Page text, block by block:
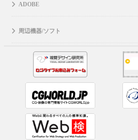
ADOBE
周辺機器/ソフト